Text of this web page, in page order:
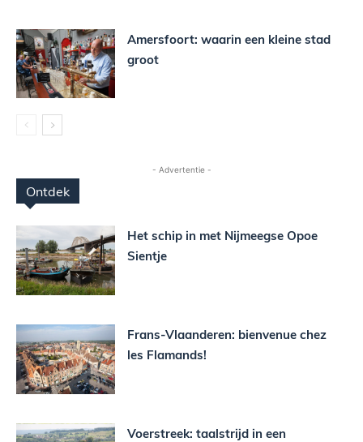
Amersfoort: waarin een kleine stad
groot
- Advertentie -
Ontdek
Het schip in met Nijmeegse Opoe
Sientje
Frans-Vlaanderen: bienvenue chez
les Flamands!
Voerstreek: taalstrijd in een